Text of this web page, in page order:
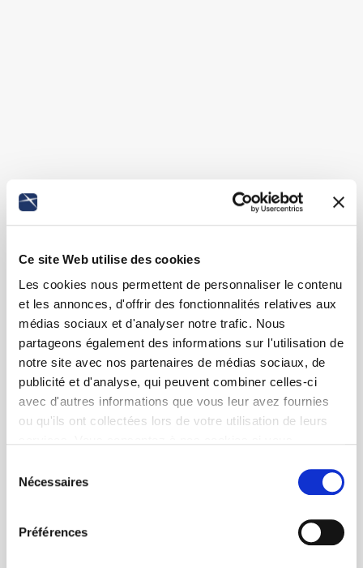
Ce site Web utilise des cookies
Les cookies nous permettent de personnaliser le contenu
et les annonces, d'offrir des fonctionnalités relatives aux
médias sociaux et d'analyser notre trafic. Nous
partageons également des informations sur l'utilisation de
notre site avec nos partenaires de médias sociaux, de
publicité et d'analyse, qui peuvent combiner celles-ci
avec d'autres informations que vous leur avez fournies
ou qu'ils ont collectées lors de votre utilisation de leurs
Nécessaires
Préférences